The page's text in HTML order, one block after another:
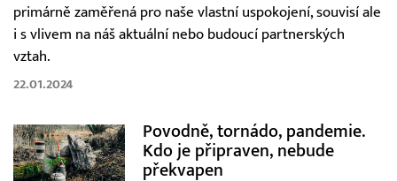
primárně zaměřená pro naše vlastní uspokojení, souvisí ale
i s vlivem na náš aktuální nebo budoucí partnerských
vztah.
22.01.2024
Povodně, tornádo, pandemie.
Kdo je připraven, nebude
překvapen